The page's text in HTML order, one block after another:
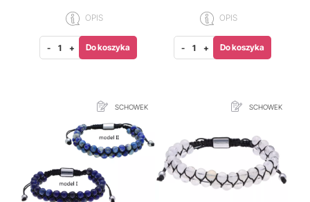
OPIS
- + Do koszyka
OPIS
- + Do koszyka
SCHOWEK SCHOWEK